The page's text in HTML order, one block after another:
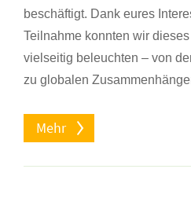
beschäftigt. Dank eures
Teilnahme konnten wir
vielseitig beleuchten – von
zu globalen
Mehr